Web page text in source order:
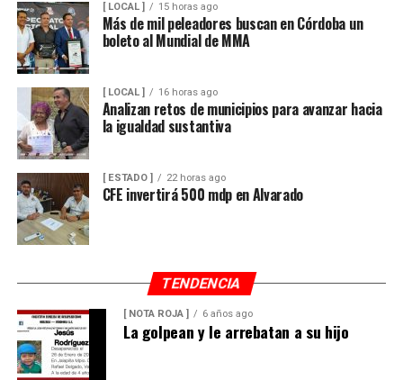
[ LOCAL ] 15 horas ago
Más de mil peleadores buscan en Córdoba un
boleto al Mundial de MMA
[ LOCAL ] 16 horas ago
Analizan retos de municipios para avanzar hacia
la igualdad sustantiva
[ ESTADO ] 22 horas ago
CFE invertirá 500 mdp en Alvarado
TENDENCIA
[ NOTA ROJA ] 6 años ago
La golpean y le arrebatan a su hijo